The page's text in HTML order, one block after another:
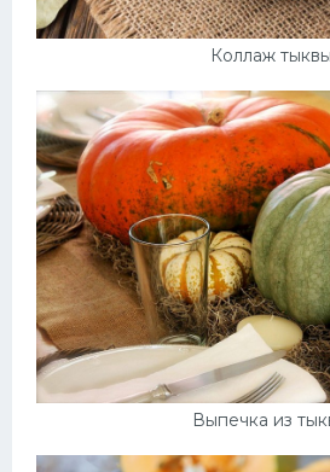
Коллаж тыквы
Выпечка из